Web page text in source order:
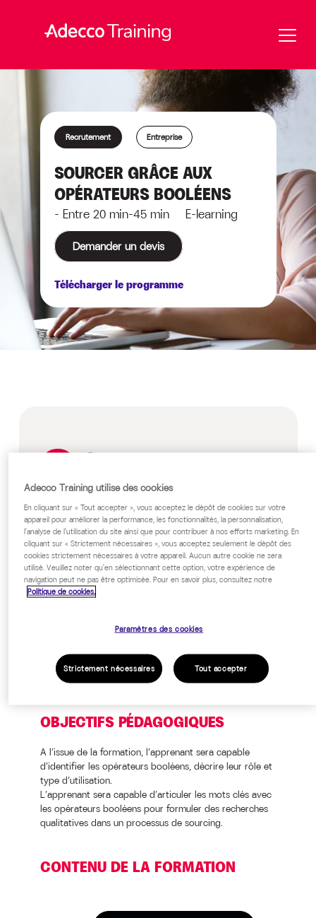
Recrutement Entreprise
SOURCER GRÂCE AUX
OPÉRATEURS BOOLÉENS
- Entre 20 min-45 min E-learning
Demander un devis
Télécharger le programme
Format
E-learning
Prix
Sur devis, nous consulter
Public cible
Tout public en situation régulière de
OBJECTIFS PÉDAGOGIQUES
A l’issue de la formation, l’apprenant sera capable
d’identifier les opérateurs booléens, décrire leur rôle et
type d’utilisation.
L’apprenant sera capable d’articuler les mots clés avec
les opérateurs booléens pour formuler des recherches
qualitatives dans un processus de sourcing.
CONTENU DE LA FORMATION
Adecco Training utilise des cookies
En cliquant sur « Tout accepter », vous acceptez le dépôt de cookies sur votre
appareil pour améliorer la performance, les fonctionnalités, la personnalisation,
l'analyse de l'utilisation du site ainsi que pour contribuer à nos efforts marketing. En
cliquant sur « Strictement nécessaires », vous acceptez seulement le dépôt des
cookies strictement nécessaires à votre appareil. Aucun autre cookie ne sera
utilisé. Veuillez noter qu'en sélectionnant cette option, votre expérience de
navigation peut ne pas être optimisée. Pour en savoir plus, consultez notre
Politique de cookies.
Paramètres des cookies
Strictement nécessaires Tout accepter